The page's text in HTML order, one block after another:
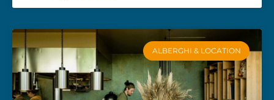
ALBERGHI & LOCATION